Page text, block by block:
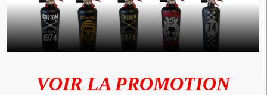
VOIR LA PROMOTION